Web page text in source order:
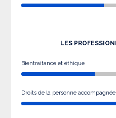
LES
Bientraitance et éthique
Droits de la personne accompagnée